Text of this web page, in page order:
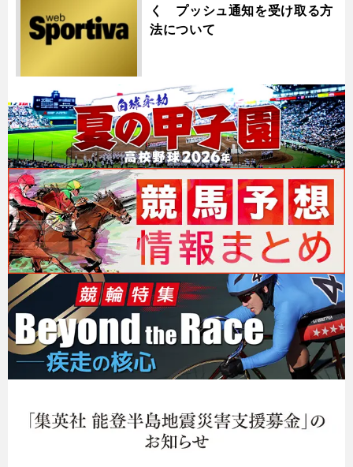
く プッシュ通知を受け取る方
法について